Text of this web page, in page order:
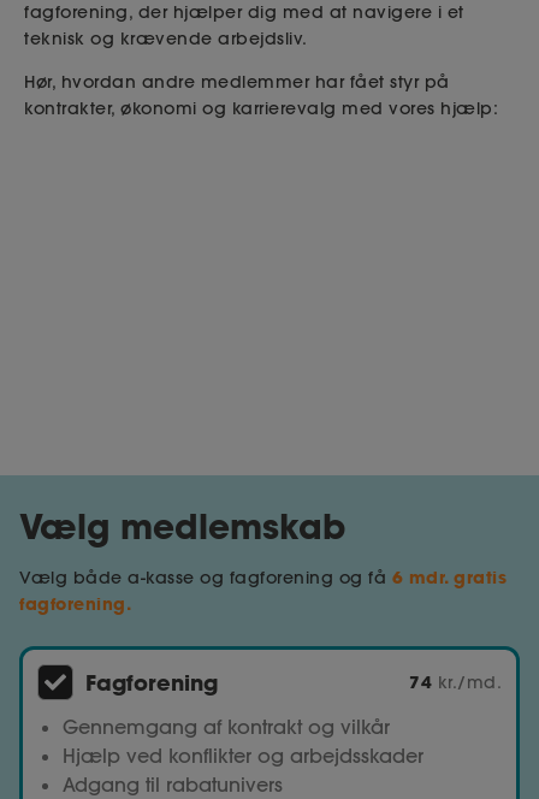
fagforening, der hjælper dig med at navigere i et
teknisk og krævende arbejdsliv.
Hør, hvordan andre medlemmer har fået styr på
kontrakter, økonomi og karrierevalg med vores hjælp:
Vælg medlemskab
Vælg både a-kasse og fagforening og få 6 mdr. gratis
fagforening.
Fagforening 74 kr./md.
Gennemgang af kontrakt og vilkår
Hjælp ved konflikter og arbejdsskader
Adgang til rabatunivers